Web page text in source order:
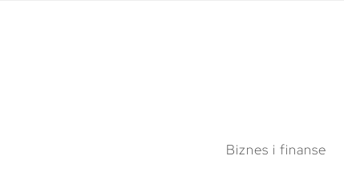
Biznes i finanse